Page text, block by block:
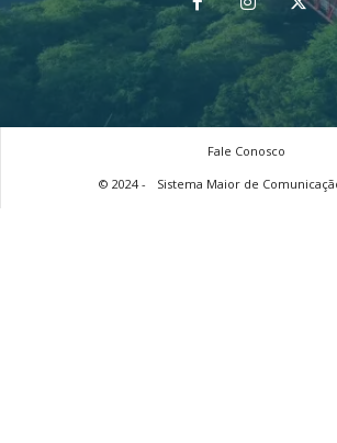
Fale Conosco
© 2024 -
Sistema Maior de